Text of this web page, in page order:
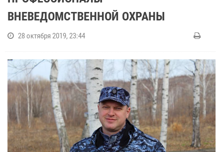
ВНЕВЕДОМСТВЕННОЙ ОХРАНЫ
28 октября 2019, 23:44